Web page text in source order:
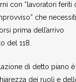
con “lavoratori feriti
che
prima dell’arrivo
del 118.
di detto piano è
dei ruoli e